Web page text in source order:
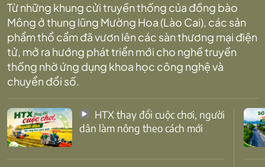
Từ những khung cửi truyền thống của đồng bào
Mông ở thung lũng Mường Hoa (Lào Cai), các sản
phẩm thổ cẩm đã vươn lên các sàn thương mại điện
tử, mở ra hướng phát triển mới cho nghề truyền
thống nhờ ứng dụng khoa học công nghệ và
chuyển đổi số.
dân làm nông theo cách mới